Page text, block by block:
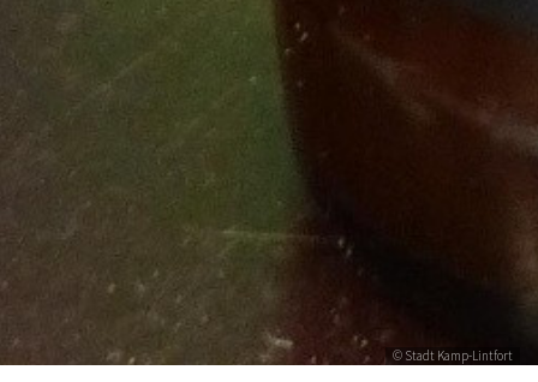
© Stadt Kamp-Lintfort